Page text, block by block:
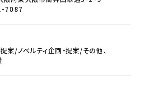
7087
案/ノベルティ企画・提案/その他、